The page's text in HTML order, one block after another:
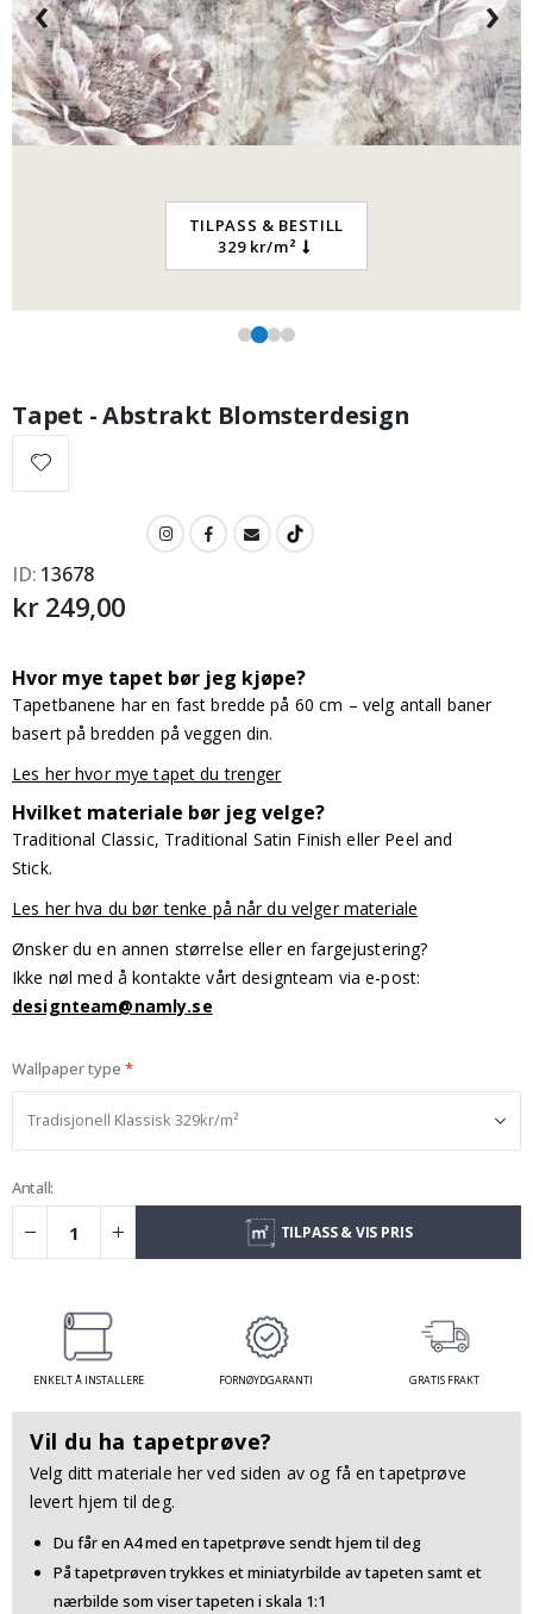
95,00 Kr
TILPASS & BESTILL
329 kr/m²
Tapet - Abstrakt Blomsterdesign
ID 13678
kr 249,00
Hvor mye tapet bør jeg kjøpe?
Tapetbanene har en fast bredde på 60 cm – velg antall baner
basert på bredden på veggen din.
Les her hvor mye tapet du trenger
Hvilket materiale bør jeg velge?
Traditional Classic, Traditional Satin Finish eller Peel and
Stick.
Les her hva du bør tenke på når du velger materiale
Ønsker du en annen størrelse eller en fargejustering?
Ikke nøl med å kontakte vårt designteam via e-post:
designteam@namly.se
Wallpaper type
Antall:
TILPASS & VIS PRIS
ENKELT Å INSTALLERE FORNØYDGARANTI GRATIS FRAKT
Vil du ha tapetprøve?
Velg ditt materiale her ved siden av og få en tapetprøve
levert hjem til deg.
Du får en A4 med en tapetprøve sendt hjem til deg
På tapetprøven trykkes et miniatyrbilde av tapeten samt et
nærbilde som viser tapeten i skala 1:1